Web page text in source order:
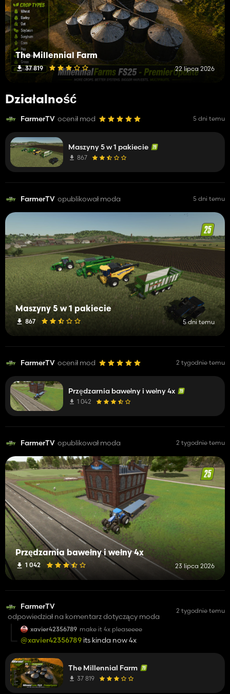
The Millennial Farm
37 819 22 lipca 2026
Działalność
FarmerTV ocenił mod 5 dni temu
Maszyny 5 w 1 pakiecie
867
FarmerTV opublikował moda 5 dni temu
Maszyny 5 w 1 pakiecie
867 5 dni temu
FarmerTV ocenił mod 2 tygodnie temu
Przędzarnia bawełny i wełny 4x
1 042
FarmerTV opublikował moda 2 tygodnie temu
Przędzarnia bawełny i wełny 4x
1 042 23 lipca 2026
FarmerTV
odpowiedział na komentarz dotyczący moda
2 tygodnie temu
xavier42356789 make it 4x pleaseeee
@xavier42356789 its kinda now 4x
The Millennial Farm
37 819